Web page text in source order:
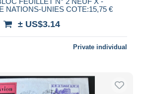
NATIONS-UNIES COTE:15,75 €
± US$3.14
Private individual